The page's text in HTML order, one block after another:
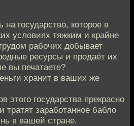
государство, которое в
условиях тяжким и крайне
рабочих добывает
ресурсы и продаёт их
вы печатаете?
хранит в ваших же
этого государства прекрасно
тратят заработанное бабло
в вашей стране.